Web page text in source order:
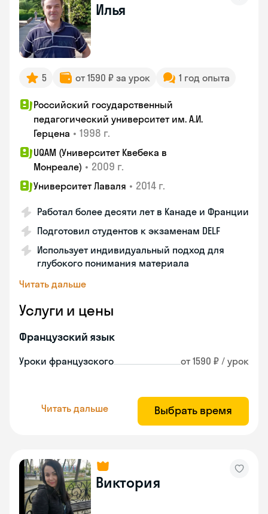
Илья
5 от 1590 ₽ за урок 1 год опыта
Российский государственный
педагогический университет им. А.И.
Герцена • 1998 г.
UQAM (Университет Квебека в
Монреале) • 2009 г.
Университет Лаваля • 2014 г.
Работал более десяти лет в Канаде и Франции
Подготовил студентов к экзаменам DELF
Использует индивидуальный подход для
глубокого понимания материала
Читать дальше
Услуги и цены
Французский язык
Уроки французского от 1590 ₽ / урок
Читать дальше Выбрать время
Виктория